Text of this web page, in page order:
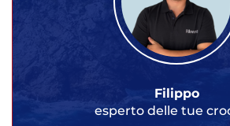
Filippo
esperto delle tue